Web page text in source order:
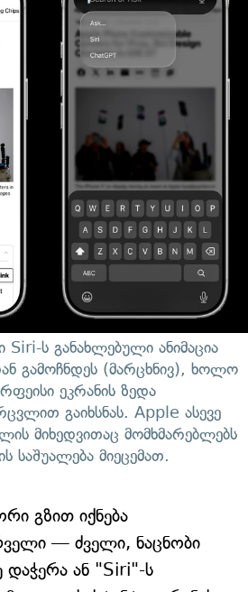
Siri-ს განახლებული ანიმაცია
გამოჩნდეს (მარცხნივ), ხოლო
ეკრანის ზედა
გაიხსნას. Apple ასევე
მიხედვითაც მომხმარებლებს
საშუალება მიეცემათ.
გზით იქნება
— ძველი, ნაცნობი
ან "Siri"-ს